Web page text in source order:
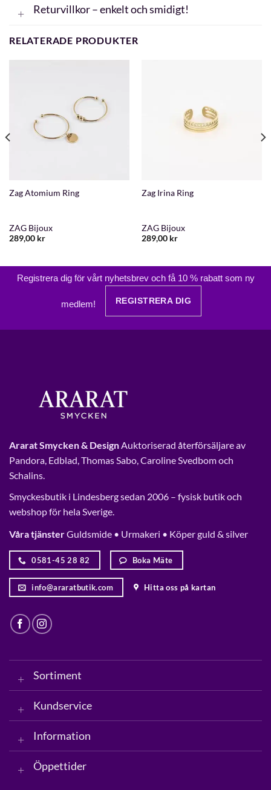
Returvillkor – enkelt och smidigt!
RELATERADE PRODUKTER
Zag Atomium Ring
ZAG Bijoux
289,00 kr
Zag Irina Ring
ZAG Bijoux
289,00 kr
Registrera dig för vårt nyhetsbrev och få 10 % rabatt som ny
medlem! REGISTRERA DIG
Ararat Smycken & DesignAuktoriserad återförsäljare av
Pandora, Edblad, Thomas Sabo, Caroline Svedbom och
Schalins.
Smyckesbutik i Lindesberg sedan 2006 – fysisk butik och
webshop för hela Sverige.
Våra tjänsterGuldsmide • Urmakeri • Köper guld & silver
0581-45 28 82 Boka Mäte
info@araratbutik.com Hitta oss på kartan
Sortiment
Kundservice
Information
Öppettider